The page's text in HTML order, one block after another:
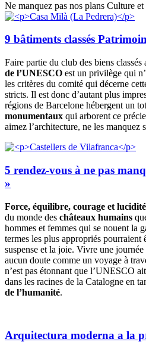
Ne manquez pas nos plans Culture
9 bâtiments classés
Faire partie du club des biens classés
de l’UNESCO est un privilège qui
les critères du comité qui décerne
stricts. Il est donc d’autant plus
régions de Barcelone hébergent un
monumentaux qui arborent ce
aimez l’architecture, ne les manquez
5 rendez-vous à ne pas
»
Force, équilibre, courage et
du monde des châteaux humains
hommes et femmes qui se nouent la
termes les plus appropriés pourraient
suspense et la joie. Vivre une journée
aucun doute comme un voyage à
n’est pas étonnant que l’UNESCO
dans les racines de la Catalogne en
de l’humanité.
Arquitectura moderna a la